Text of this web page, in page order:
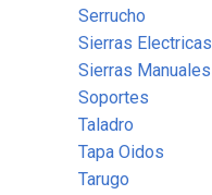
Serrucho
Sierras Electricas
Sierras Manuales
Soportes
Taladro
Tapa Oidos
Tarugo